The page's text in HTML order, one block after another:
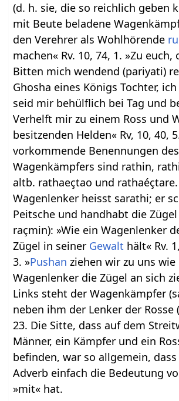
(d. h. sie, die so reichlich geben
mit Beute beladene
den Verehrer als Wohlhörende
machen« Rv. 10, 74, 1. »Zu
Bitten mich wendend (pariyati)
Ghosha eines Königs Tochter,
seid mir behülflich bei Tag und
Verhelft mir zu einem Ross und
besitzenden Helden« Rv, 10, 40,
vorkommende Benennungen des
Wagenkämpfers sind rathin,
altb. rathaeçtao und
Wagenlenker heisst sarathi; er
Peitsche und handhabt die
raçmin): »Wie ein Wagenlenker
Zügel in seiner Gewalt hält« Rv.
3. »Pushan ziehen wir zu uns wie
Wagenlenker die Zügel an sich
Links steht der Wagenkämpfer
neben ihm der Lenker der Rosse
23. Die Sitte, dass auf dem
Männer, ein Kämpfer und ein
befinden, war so allgemein,
Adverb einfach die Bedeutung
»mit« hat.